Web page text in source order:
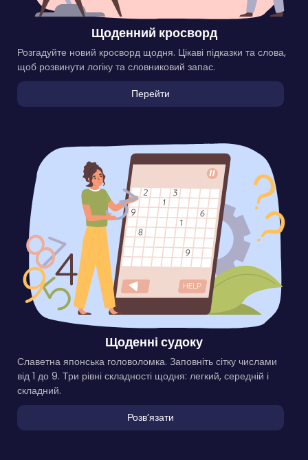
Щоденний кросворд
Розгадуйте новий кросворд щодня. Цікаві підказки та слова,
щоб розвинути логіку та словниковий запас.
Перейти
Щоденні судоку
Славетна японська головоломка. Заповніть сітку числами
від 1 до 9. Три рівні складності щодня: легкий, середній і
складний.
Розвʼязати